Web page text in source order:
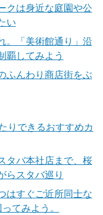
クは身近な庭園や公
い
。「美術館通り」沿
覇してみよう
ふんわり商店街をぶ
りできるおすすめカ
タバ本社店まで、桜
らスタバ巡り
はすぐご近所同士な
てみよう。